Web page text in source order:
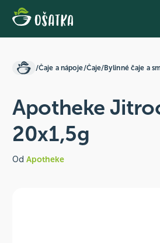
/Čaje a nápoje/Čaje/Bylinné čaje a
Apotheke
20x1,5g
Od Apotheke